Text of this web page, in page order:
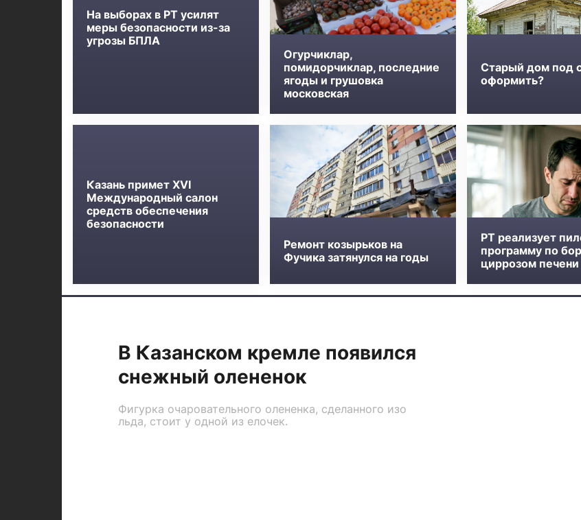
На выборах в РТ усилят
меры безопасности из-за
угрозы БПЛА
Огурчиклар,
помидорчиклар, последние
ягоды и грушовка
московская
Старый дом под
оформить?
Казань примет XVI
Международный салон
средств обеспечения
безопасности
Ремонт козырьков на
Фучика затянулся на годы
РТ реализует
программу по
циррозом печени
В Казанском кремле появился
снежный олененок
Фигурка очаровательного олененка, сделанного изо
льда, стоит у одной из елочек.